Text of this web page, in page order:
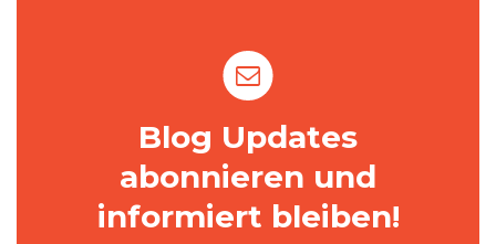
Blog Updates
abonnieren und
informiert bleiben!